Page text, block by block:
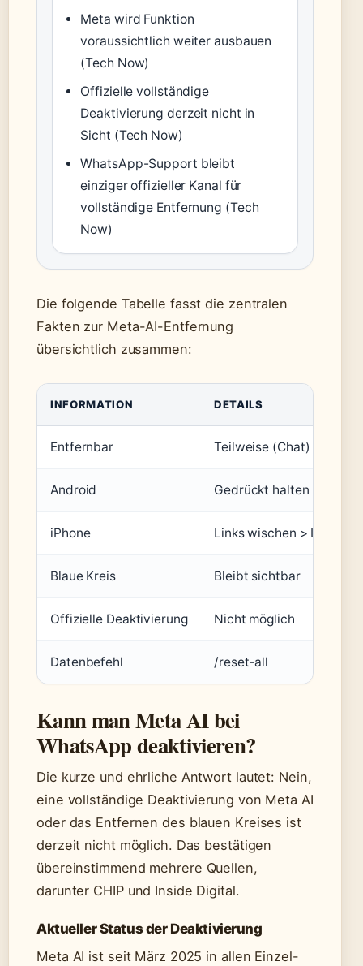
Meta wird Funktion
voraussichtlich weiter ausbauen
(Tech Now)
Offizielle vollständige
Deaktivierung derzeit nicht in
Sicht (Tech Now)
WhatsApp-Support bleibt
einziger offizieller Kanal für
vollständige Entfernung (Tech
Now)
Die folgende Tabelle fasst die zentralen
Fakten zur Meta-AI-Entfernung
übersichtlich zusammen:
INFORMATION DETAILS
Entfernbar Teilweise (Chat)
Android Gedrückt halten >
iPhone Links wischen > Löschen
Blaue Kreis Bleibt sichtbar
Offizielle Deaktivierung Nicht möglich
Datenbefehl /reset-all
Kann man Meta AI bei
WhatsApp deaktivieren?
Die kurze und ehrliche Antwort lautet: Nein,
eine vollständige Deaktivierung von Meta AI
oder das Entfernen des blauen Kreises ist
derzeit nicht möglich. Das bestätigen
übereinstimmend mehrere Quellen,
darunter CHIP und Inside Digital.
Aktueller Status der Deaktivierung
Meta AI ist seit März 2025 in allen Einzel-